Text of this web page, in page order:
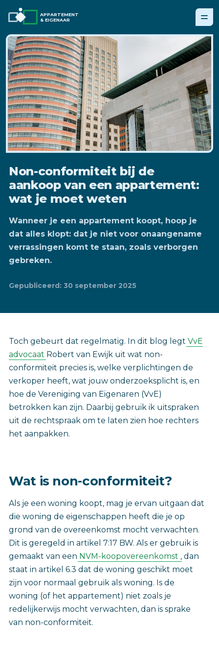
APPARTEMENT
& EIGENAAR
Non-conformiteit bij de
aankoop van een appartement:
wat je moet weten
Wanneer je een appartement koopt, hoop je
dat alles klopt: dat je niet voor onaangename
verrassingen komt te staan, zoals verborgen
gebreken.
Gepubliceerd: 30 september 2025
Toch gebeurt dat regelmatig. In dit blog legt VvE
advocaat Robert van Ewijk uit wat non-
conformiteit precies is, welke verplichtingen de
verkoper heeft, wat jouw onderzoeksplicht is, en
hoe de Vereniging van Eigenaren (VvE)
betrokken kan zijn. Daarbij gebruik ik uitspraken
uit de rechtspraak om te laten zien hoe rechters
het aanpakken.
Wat is non-conformiteit?
Als je een woning koopt, mag je ervan uitgaan dat
die woning de eigenschappen heeft die je op
grond van de overeenkomst mocht verwachten.
Dit is geregeld in artikel 7:17 BW. Als er gebruik is
gemaakt van een NVM-koopovereenkomst , dan
staat in artikel 6.3 dat de woning geschikt moet
zijn voor normaal gebruik als woning. Is de
woning (of het appartement) niet zoals je
redelijkerwijs mocht verwachten, dan is sprake
van non-conformiteit.